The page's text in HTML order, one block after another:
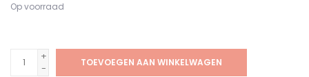
Op voorraad
+
-
TOEVOEGEN AAN WINKELWAGEN